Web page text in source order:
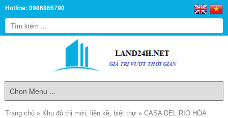
Hotline: 0986866790
Trang chủ » Khu đô thị mới, liền kề, biệt thự » CASA DEL RIO HÒA